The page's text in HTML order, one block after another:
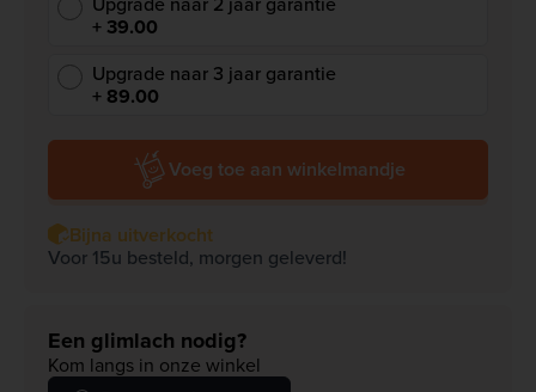
+ 39.00
Upgrade naar 3 jaar garantie
+ 89.00
Voeg toe aan winkelmandje
Bijna uitverkocht
Voor 15u besteld, morgen geleverd!
Een glimlach nodig?
Kom langs in onze winkel